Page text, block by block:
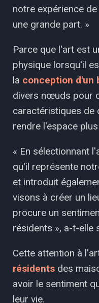
notre expérience
une grande part. »
Parce que l'art est
physique lorsqu'il
la conception d'un
divers nœuds pour
caractéristiques de
rendre l'espace
« En sélectionnant
qu'il représente
et introduit
visons à créer un
procure un
résidents », a-t-elle
Cette attention à
résidents des
avoir le sentiment
leur vie.